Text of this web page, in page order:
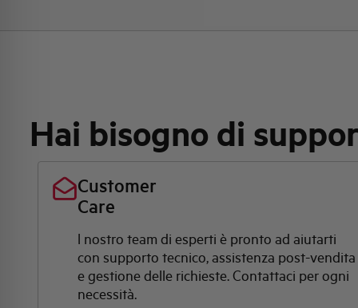
Hai bisogno di
Customer
Care
l nostro team di esperti è pronto ad aiutarti
con supporto tecnico, assistenza post-vendita
e gestione delle richieste. Contattaci per ogni
necessità.